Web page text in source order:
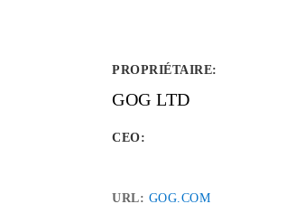
PROPRIÉTAIRE:
GOG LTD
CEO:
URL: GOG.COM